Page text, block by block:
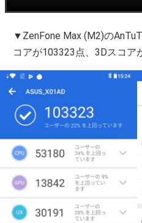
▼ZenFone Max (M2)の
コアが103323点、3Dスコア